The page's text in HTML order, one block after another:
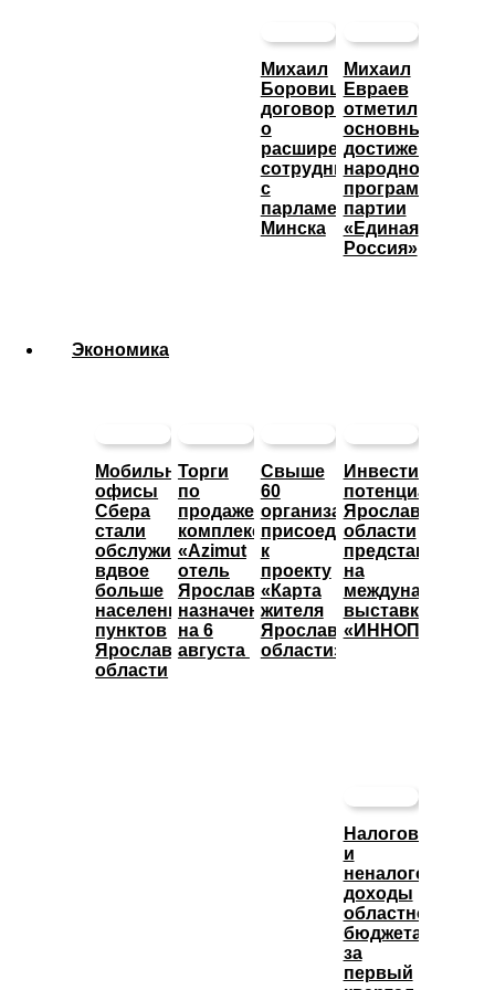
Михаил
Боровицкий
договорился
о
расширении
сотрудничества
с
парламентом
Минска
Михаил
Евраев
отметил
основные
достижения
народной
программы
партии
«Единая
Россия»
Экономика
Мобильные
офисы
Сбера
стали
обслуживать
вдвое
больше
населенных
пунктов
Ярославской
области
Торги
по
продаже
комплекса
«Azimut
отель
Ярославль»
назначены
на 6
августа
Свыше
60
организаций
присоединились
к
проекту
«Карта
жителя
Ярославской
области»
потенциал
Ярославской
области
представят
на
международной
выставке
«ИННОПРОМ»
Налоговые
и
неналоговые
доходы
областного
бюджета
за
первый